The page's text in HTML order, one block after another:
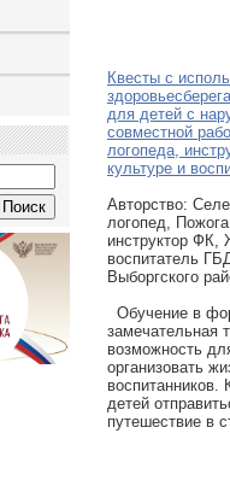
Квесты с
для детей с
совместной
логопеда,
культуре и
Авторcтво:
логопед,
инструктор ФК,
воспитатель
Выборгского
Обучение в
замечательная
возможность
организовать
воспитанников.
детей
путешествие в